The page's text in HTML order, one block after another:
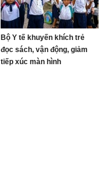
Bộ Y tế khuyến khích trẻ
đọc sách, vận động, giảm
tiếp xúc màn hình